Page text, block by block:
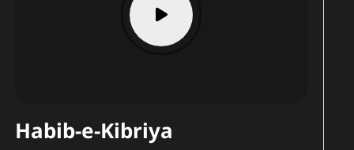
Habib-e-Kibriya